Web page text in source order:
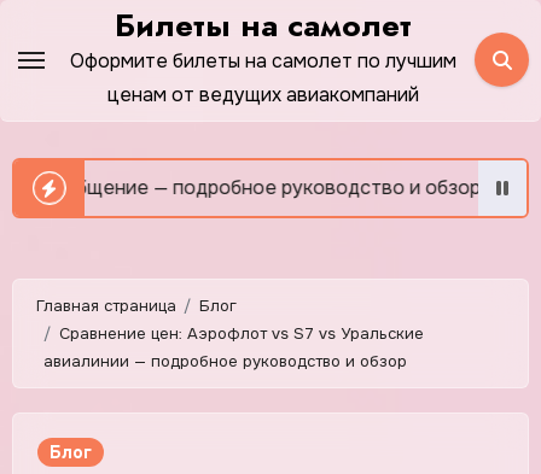
Билеты на самолет
Оформите билеты на самолет по лучшим
ценам от ведущих авиакомпаний
— подробное руководство и обзор Как
Главная страница
Блог
Сравнение цен: Аэрофлот vs S7 vs Уральские
авиалинии — подробное руководство и обзор
Блог